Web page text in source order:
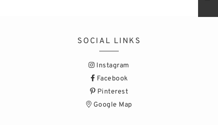
SOCIAL LINKS
Instagram
Facebook
Pinterest
Google Map